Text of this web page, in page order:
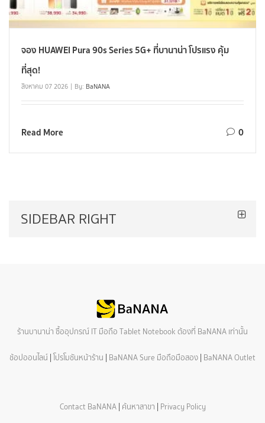
จอง HUAWEI Pura 90s Series 5G+ ที่บานาน่า โปรแรง คุ้ม
ที่สุด!
สิงหาคม 07 2026 By: BaNANA
Read More 0
SIDEBAR RIGHT
ร้านบานาน่า ซื้ออุปกรณ์ IT มือถือ Tablet Notebook ต้องที่ BaNANA เท่านั้น
ช้อปออนไลน์ โปรโมชันหน้าร้าน BaNANA Sure มือถือมือสอง BaNANA Outlet
Contact BaNANA| ค้นหาสาขา | Privacy Policy